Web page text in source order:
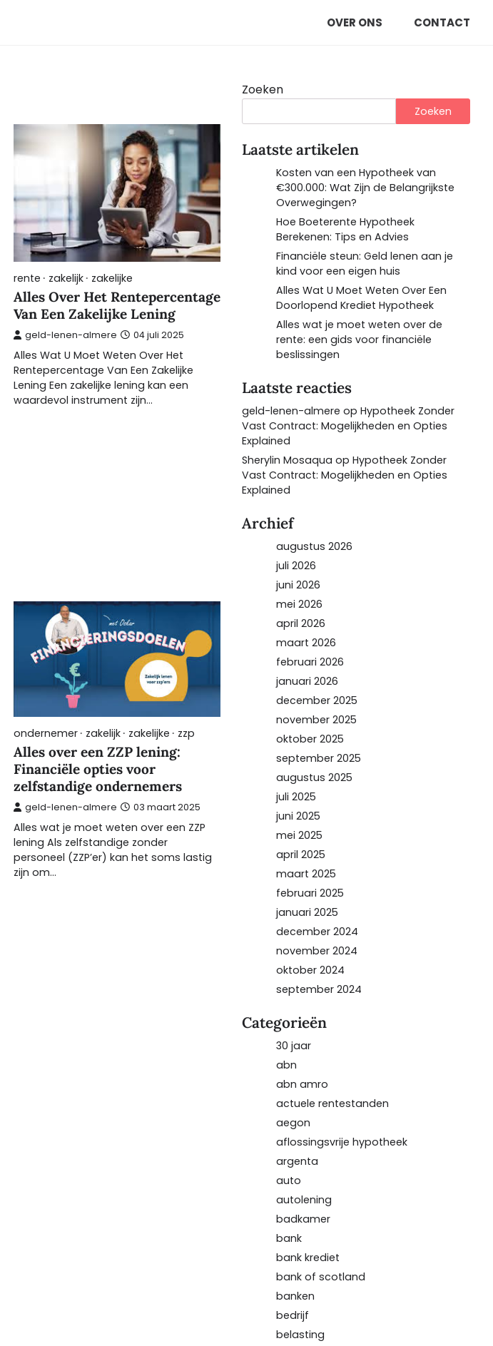
OVER ONS CONTACT
rente zakelijk zakelijke
Alles Over Het Rentepercentage
Van Een Zakelijke Lening
geld-lenen-almere 04 juli 2025
Alles Wat U Moet Weten Over Het
Rentepercentage Van Een Zakelijke
Lening Een zakelijke lening kan een
waardevol instrument zijn…
ondernemer zakelijk zakelijke zzp
Alles over een ZZP lening:
Financiële opties voor
zelfstandige ondernemers
geld-lenen-almere 03 maart 2025
Alles wat je moet weten over een ZZP
lening Als zelfstandige zonder
personeel (ZZP’er) kan het soms lastig
zijn om…
Zoeken
Zoeken
Laatste artikelen
Kosten van een Hypotheek van
€300.000: Wat Zijn de Belangrijkste
Overwegingen?
Hoe Boeterente Hypotheek
Berekenen: Tips en Advies
Financiële steun: Geld lenen aan je
kind voor een eigen huis
Alles Wat U Moet Weten Over Een
Doorlopend Krediet Hypotheek
Alles wat je moet weten over de
rente: een gids voor financiële
beslissingen
Laatste reacties
geld-lenen-almere op Hypotheek Zonder
Vast Contract: Mogelijkheden en Opties
Explained
Sherylin Mosaqua op Hypotheek Zonder
Vast Contract: Mogelijkheden en Opties
Explained
Archief
augustus 2026
juli 2026
juni 2026
mei 2026
april 2026
maart 2026
februari 2026
januari 2026
december 2025
november 2025
oktober 2025
september 2025
augustus 2025
juli 2025
juni 2025
mei 2025
april 2025
maart 2025
februari 2025
januari 2025
december 2024
november 2024
oktober 2024
september 2024
Categorieën
30 jaar
abn
abn amro
actuele rentestanden
aegon
aflossingsvrije hypotheek
argenta
auto
autolening
badkamer
bank
bank krediet
bank of scotland
banken
bedrijf
belasting